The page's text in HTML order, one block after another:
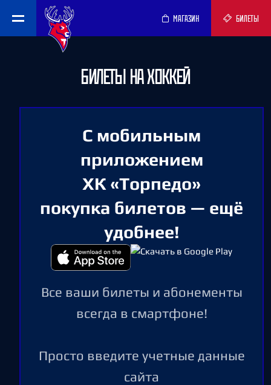
МАГАЗИН БИЛЕТЫ
БИЛЕТЫ НА ХОККЕЙ
С мобильным
приложением
ХК «Торпедо»
покупка билетов — ещё
удобнее!
Все ваши билеты и абонементы
всегда в смартфоне!
Просто введите учетные данные
сайта